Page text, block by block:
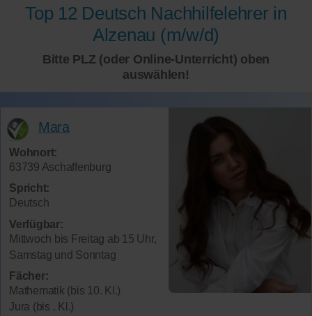
Top 12 Deutsch Nachhilfelehrer in
Alzenau (m/w/d)
Bitte PLZ (oder Online-Unterricht) oben
auswählen!
Mara
Wohnort:
63739 Aschaffenburg
Spricht:
Deutsch
Verfügbar:
Mittwoch bis Freitag ab 15 Uhr,
Samstag und Sonntag
Fächer:
Mathematik (bis 10. Kl.)
Jura (bis . Kl.)